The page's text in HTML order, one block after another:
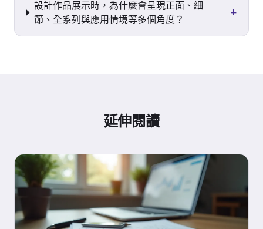
設計作品展示時，為什麼會呈現正面、細
節、全系列與應用情境等多個角度？
+
延伸閱讀